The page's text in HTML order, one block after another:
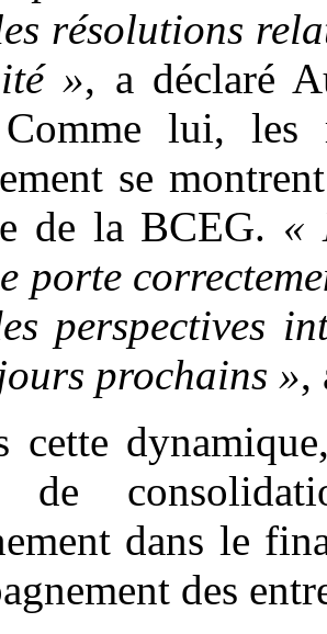
résolutions
», a déclaré
lui, les
se
de la BCEG. «
porte
perspectives
prochains »,
cette
de
dans le
des